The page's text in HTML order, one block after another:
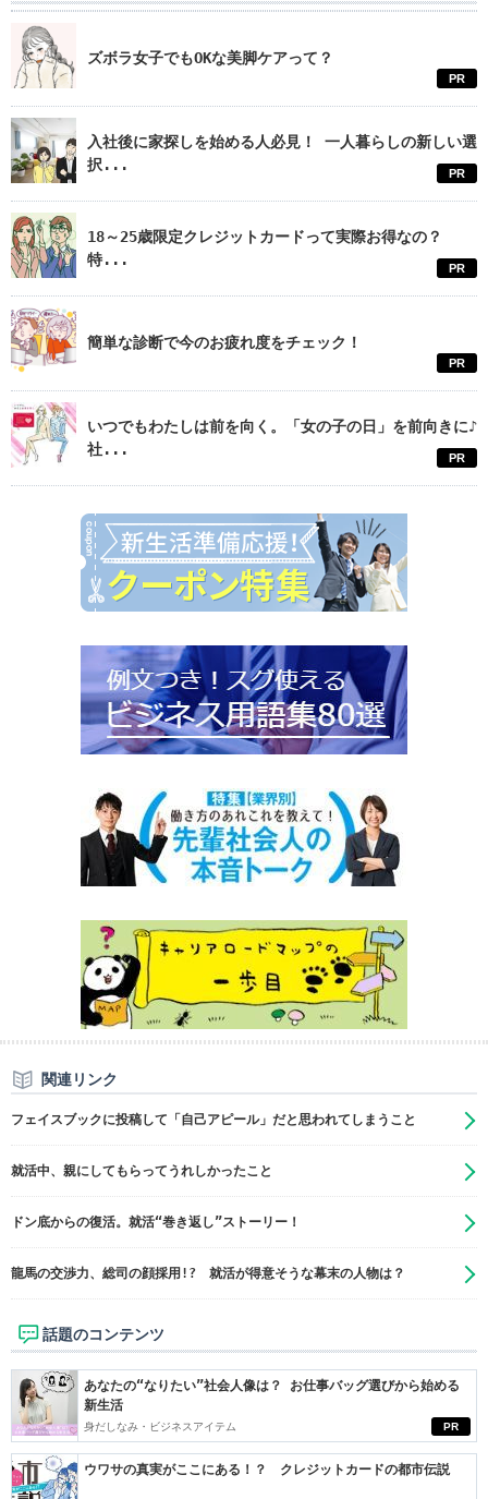
ズボラ女子でもOKな美脚ケアって？
PR
入社後に家探しを始める人必見！ 一人暮らしの新しい選
択...
PR
18～25歳限定クレジットカードって実際お得なの？
特...
PR
簡単な診断で今のお疲れ度をチェック！
PR
いつでもわたしは前を向く。「女の子の日」を前向きに♪
社...
PR
関連リンク
フェイスブックに投稿して「自己アピール」だと思われてしまうこと
就活中、親にしてもらってうれしかったこと
ドン底からの復活。就活“巻き返し”ストーリー！
龍馬の交渉力、総司の顔採用!? 就活が得意そうな幕末の人物は？
話題のコンテンツ
PR
あなたの“なりたい”社会人像は？ お仕事バッグ選びから始める
新生活
身だしなみ・ビジネスアイテム
ウワサの真実がここにある！？ クレジットカードの都市伝説